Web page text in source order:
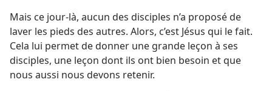
Mais ce jour-​là, aucun des disciples n’a proposé de
laver les pieds des autres. Alors, c’est Jésus qui le fait.
Cela lui permet de donner une grande leçon à ses
disciples, une leçon dont ils ont bien besoin et que
nous aussi nous devons retenir.